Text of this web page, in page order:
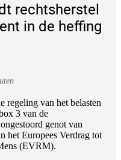
rechtsherstel
in de heffing
regeling van het belasten
3 van de
genot van
het Europees Verdrag tot
(EVRM).